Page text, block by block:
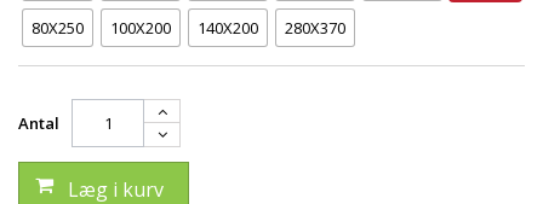
80X250 100X200 140X200 280X370
Antal
Læg i kurv